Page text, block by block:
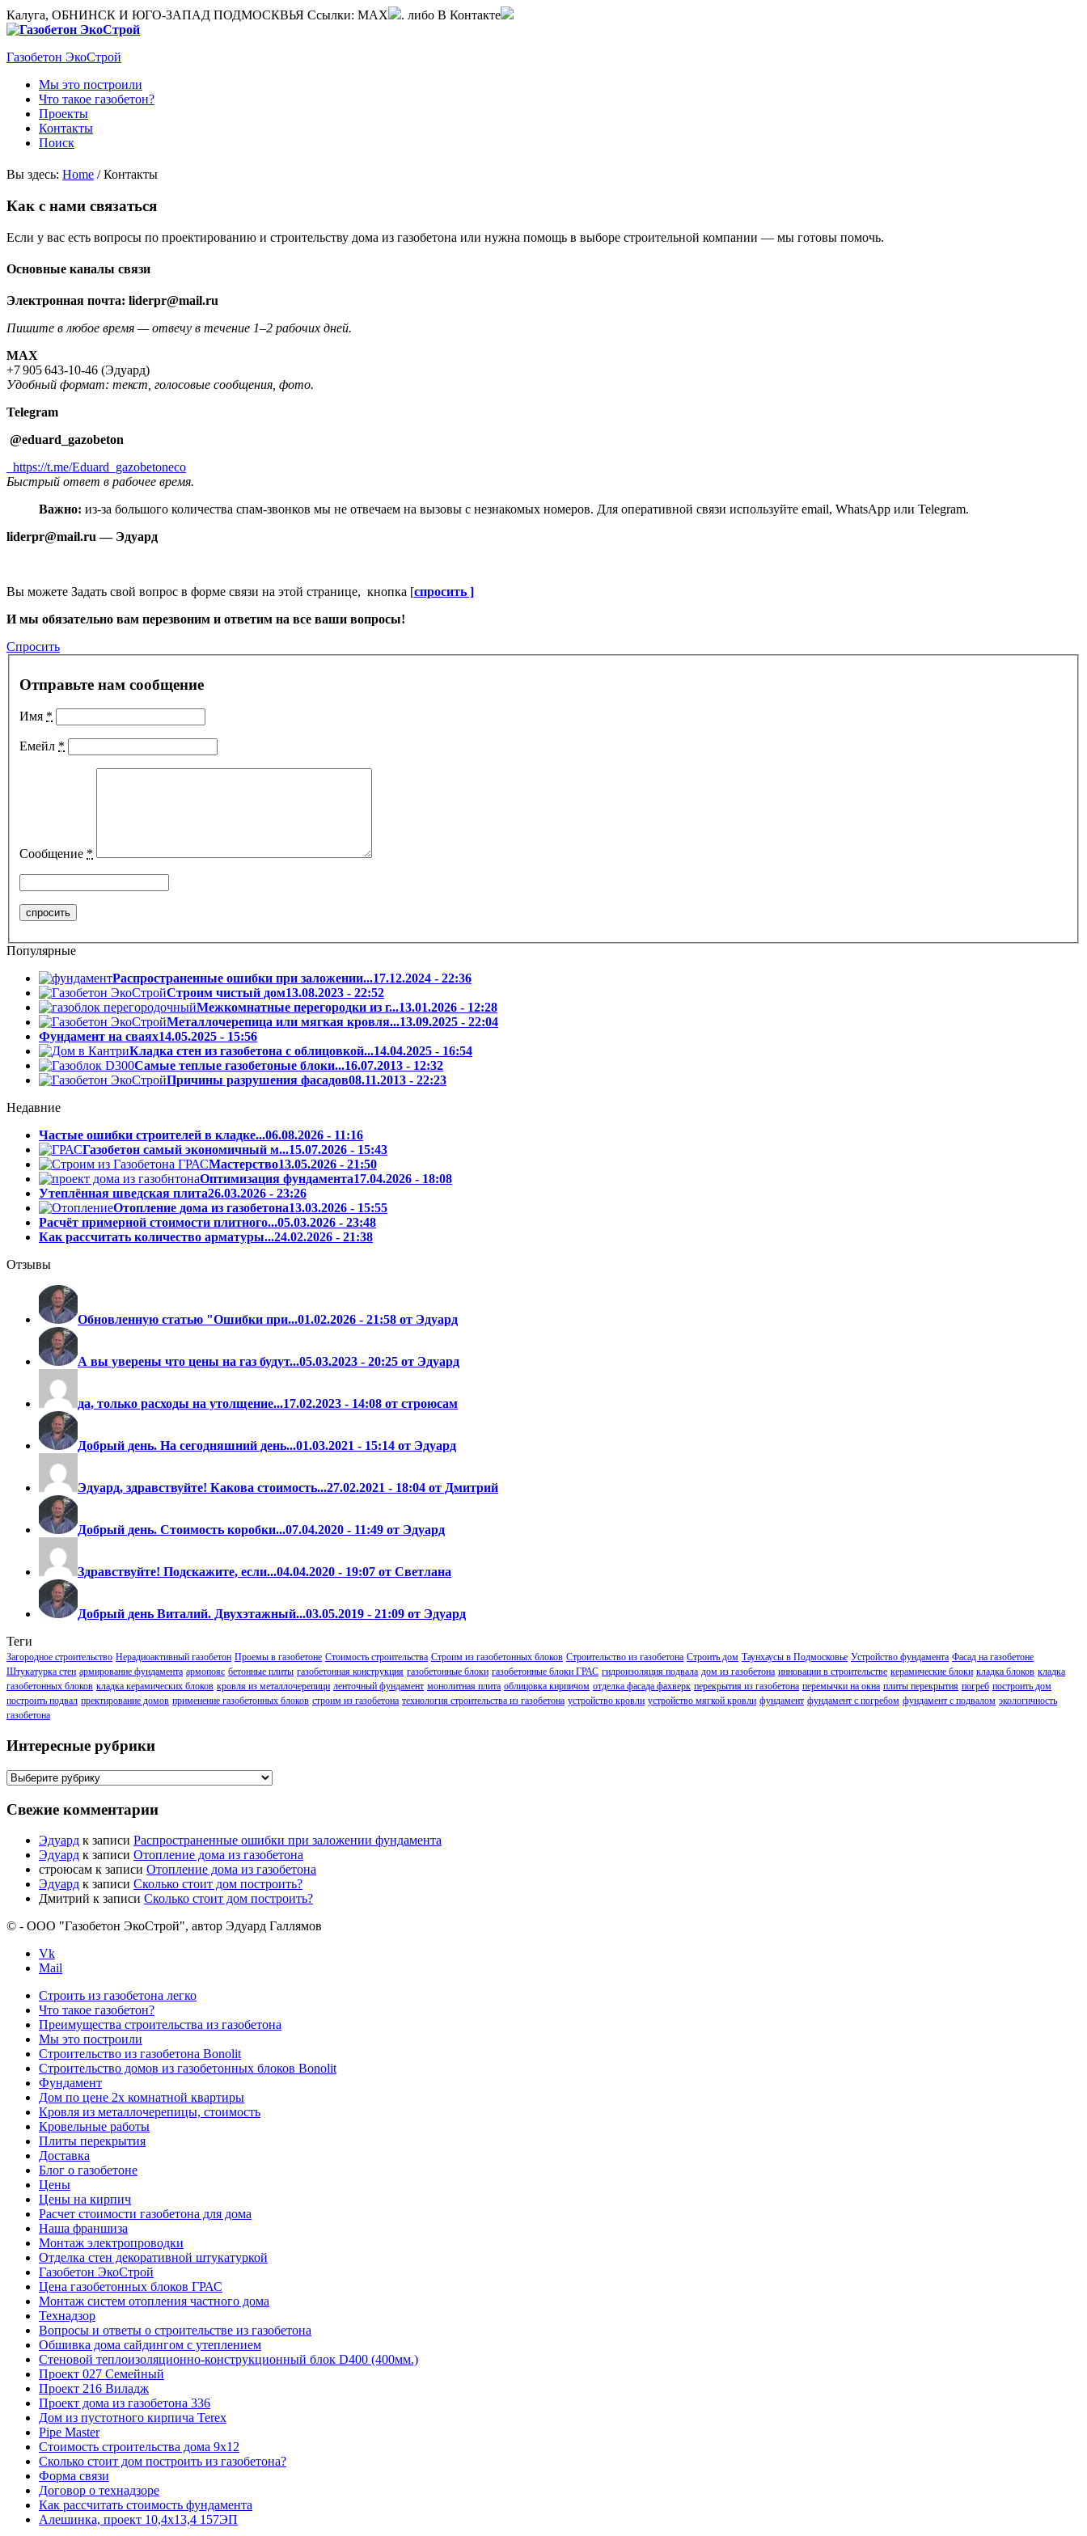
Калуга, ОБНИНСК И ЮГО-ЗАПАД ПОДМОСКВЬЯ Ссылки: MAX . либо В Контакте
Газобетон ЭкоСтрой
Мы это построили
Что такое газобетон?
Проекты
Контакты
Поиск
Вы здесь: Home / Контакты
Как с нами связаться
Если у вас есть вопросы по проектированию и строительству дома из газобетона или нужна помощь в выборе строительной компании — мы готовы помочь.
Основные каналы связи
Электронная почта: liderpr@mail.ru
Пишите в любое время — отвечу в течение 1–2 рабочих дней.
MAX
+7 905 643‑10‑46 (Эдуард)
Удобный формат: текст, голосовые сообщения, фото.
Telegram
@eduard_gazobeton
https://t.me/Eduard_gazobetoneco
Быстрый ответ в рабочее время.
Важно: из‑за большого количества спам‑звонков мы не отвечаем на вызовы с незнакомых номеров. Для оперативной связи используйте email, WhatsApp или Telegram.
liderpr@mail.ru — Эдуард
Вы можете Задать свой вопрос в форме связи на этой странице, кнопка [спросить ]
И мы обязательно вам перезвоним и ответим на все ваши вопросы!
Спросить
Отправьте нам сообщение
Имя *
Емейл *
Сообщение *
Популярные
Распространенные ошибки при заложении...17.12.2024 - 22:36
Cтроим чистый дом13.08.2023 - 22:52
Межкомнатные перегородки из г...13.01.2026 - 12:28
Металлочерепица или мягкая кровля...13.09.2025 - 22:04
Фундамент на сваях14.05.2025 - 15:56
Кладка стен из газобетона с облицовкой...14.04.2025 - 16:54
Самые теплые газобетоные блоки...16.07.2013 - 12:32
Причины разрушения фасадов08.11.2013 - 22:23
Недавние
Частые ошибки строителей в кладке...06.08.2026 - 11:16
Газобетон самый экономичный м...15.07.2026 - 15:43
Мастерство13.05.2026 - 21:50
Оптимизация фундамента17.04.2026 - 18:08
Утеплённая шведская плита26.03.2026 - 23:26
Отопление дома из газобетона13.03.2026 - 15:55
Расчёт примерной стоимости плитного...05.03.2026 - 23:48
Как рассчитать количество арматуры...24.02.2026 - 21:38
Отзывы
Обновленную статью "Ошибки при...01.02.2026 - 21:58 от Эдуард
А вы уверены что цены на газ будут...05.03.2023 - 20:25 от Эдуард
да, только расходы на утолщение...17.02.2023 - 14:08 от строюсам
Добрый день. На сегодняшний день...01.03.2021 - 15:14 от Эдуард
Эдуард, здравствуйте! Какова стоимость...27.02.2021 - 18:04 от Дмитрий
Добрый день. Стоимость коробки...07.04.2020 - 11:49 от Эдуард
Здравствуйте! Подскажите, если...04.04.2020 - 19:07 от Светлана
Добрый день Виталий. Двухэтажный...03.05.2019 - 21:09 от Эдуард
Теги
Загородное строительство Нерадиоактивный газобетон Проемы в газобетоне Стоимость строительства Строим из газобетонных блоков Строительство из газобетона Строить дом Таунхаусы в Подмосковье Устройство фундамента Фасад на газобетоне
Штукатурка стен армирование фундамента армопояс бетонные плиты газобетонная конструкция газобетонные блоки газобетонные блоки ГРАС гидроизоляция подвала дом из газобетона инновации в строительстве керамические блоки кладка блоков кладка
газобетонных блоков кладка керамических блоков кровля из металлочерепици ленточный фундамент монолитная плита облицовка кирпичом отделка фасада фахверк перекрытия из газобетона перемычки на окна плиты перекрытия погреб построить дом
построить подвал пректирование домов применение газобетонных блоков строим из газобетона технология строительства из газобетона устройство кровли устройство мягкой кровли фундамент фундамент с погребом фундамент с подвалом экологичность
газобетона
Интересные рубрики
Интересные
Свежие комментарии
Эдуард к записи Распространенные ошибки при заложении фундамента
Эдуард к записи Отопление дома из газобетона
строюсам к записи Отопление дома из газобетона
Эдуард к записи Сколько стоит дом построить?
Дмитрий к записи Сколько стоит дом построить?
© - ООО "Газобетон ЭкоСтрой", автор Эдуард Галлямов
Vk
Mail
Строить из газобетона легко
Что такое газобетон?
Преимущества строительства из газобетона
Мы это построили
Строительство из газобетона Bonolit
Строительство домов из газобетонных блоков Bonolit
Фундамент
Дом по цене 2х комнатной квартиры
Кровля из металлочерепицы, стоимость
Кровельные работы
Плиты перекрытия
Доставка
Блог о газобетоне
Цены
Цены на кирпич
Расчет стоимости газобетона для дома
Наша франшиза
Монтаж электропроводки
Отделка стен декоративной штукатуркой
Газобетон ЭкоСтрой
Цена газобетонных блоков ГРАС
Монтаж систем отопления частного дома
Технадзор
Вопросы и ответы о строительстве из газобетона
Обшивка дома сайдингом с утеплением
Стеновой теплоизоляционно-конструкционный блок D400 (400мм.)
Проект 027 Семейный
Проект 216 Виладж
Проект дома из газобетона 336
Дом из пустотного кирпича Terex
Pipe Master
Стоимость строительства дома 9х12
Сколько стоит дом построить из газобетона?
Форма связи
Договор о технадзоре
Как рассчитать стоимость фундамента
Алешинка, проект 10,4х13,4 157ЭП